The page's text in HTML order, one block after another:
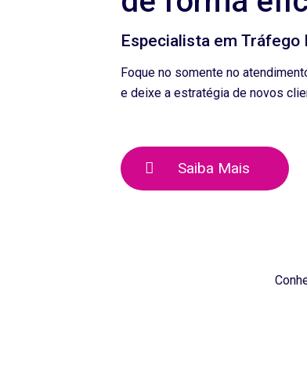
Especialista em Tráfego
Foque no somente no
e deixe a estratégia de novos
Saiba Mais